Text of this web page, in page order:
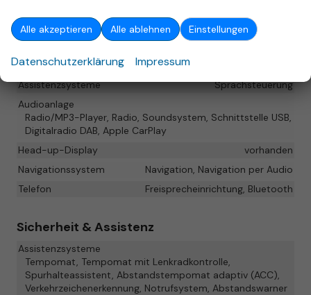
Sitze
Sitzheizung, Sitzheizung hinten
Infotainment & Kommunikation
Assistenzsysteme
Sprachsteuerung
Audioanlage
Radio/MP3-Player, Radio, Soundsystem, Schnittstelle USB,
Digitalradio DAB, Apple CarPlay
Head-up-Display
vorhanden
Navigationssystem
Navigation, Navigation per Audio
Telefon
Freisprecheinrichtung, Bluetooth
Sicherheit & Assistenz
Assistenzsysteme
Tempomat, Tempomat mit Lenkradkontrolle,
Spurhalteassistent, Abstandstempomat adaptiv (ACC),
Verkehrzeichenerkennung, Notrufsystem, Abstandswarner
Alle akzeptieren Alle ablehnen Einstellungen
Datenschutzerklärung Impressum